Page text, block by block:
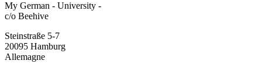
German
My German - University -
c/o Beehive
Steinstraße 5-7
20095 Hamburg
Allemagne